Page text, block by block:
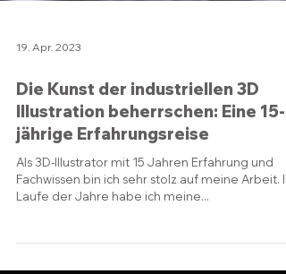
19. Apr. 2023
Die Kunst der industriellen 3D
Illustration beherrschen: Eine 15-
jährige Erfahrungsreise
Fachwissen bin ich sehr stolz auf meine Arbeit.